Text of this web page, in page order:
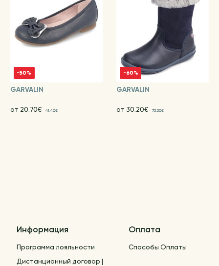
-50%
GARVALIN
от 20.70€ 41.40€
-60%
GARVALIN
от 30.20€ 75.50€
Информация
Программа лояльности
Дистанционный договор |
Оплата
Способы Оплаты